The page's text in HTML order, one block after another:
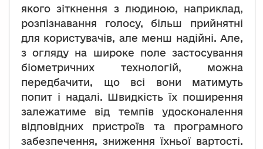
якого зіткнення з людиною, наприклад,
розпізнавання голосу, більш прийнятні
для користувачів, але менш надійні. Але,
з огляду на широке поле застосування
біометричних технологій, можна
передбачити, що всі вони матимуть
попит і надалі. Швидкість їх поширення
залежатиме від темпів удосконалення
відповідних пристроїв та програмного
забезпечення, зниження їхньої вартості.